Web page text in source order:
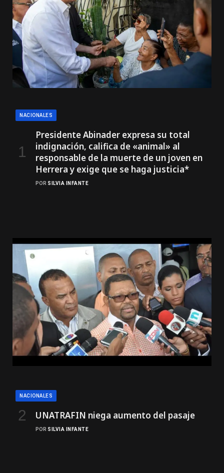
NACIONALES
Presidente Abinader expresa su total
indignación, califica de «animal» al
responsable de la muerte de un joven en
Herrera y exige que se haga justicia*
POR SILVIA INFANTE
NACIONALES
UNATRAFIN niega aumento del pasaje
POR SILVIA INFANTE